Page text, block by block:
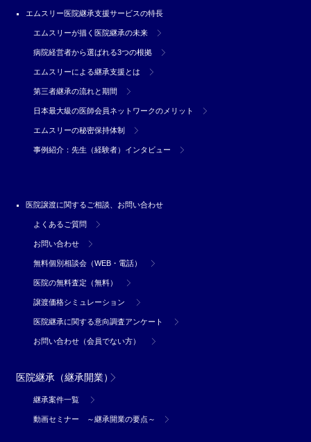
エムスリー医院継承支援サービスの特長
エムスリーが描く医院継承の未来
病院経営者から選ばれる3つの根拠
エムスリーによる継承支援とは
第三者継承の流れと期間
日本最大級の医師会員ネットワークのメリット
エムスリーの秘密保持体制
事例紹介：先生（経験者）インタビュー
医院譲渡に関するご相談、お問い合わせ
よくあるご質問
お問い合わせ
無料個別相談会（WEB・電話）
医院の無料査定（無料）
譲渡価格シミュレーション
医院継承に関する意向調査アンケート
お問い合わせ（会員でない方）
医院継承（継承開業）
継承案件一覧
動画セミナー ～継承開業の要点～